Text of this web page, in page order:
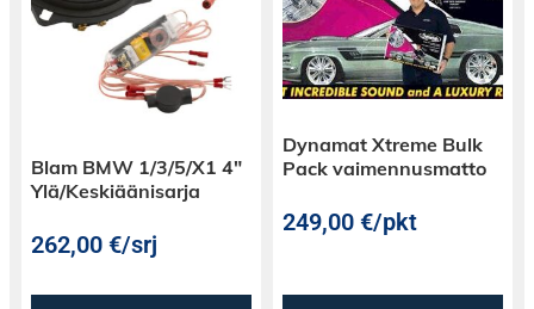
Blam BMW 1/3/5/X1 4″
Ylä/Keskiäänisarja
262,00€/srj
Dynamat Xtreme Bulk
Pack vaimennusmatto
249,00€/pkt